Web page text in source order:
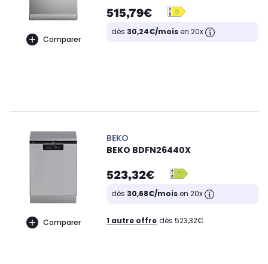
Comparer
515,79€
dès 30,24€/moisen 20x
Comparer
BEKO
BEKO BDFN26440X
523,32€
dès 30,68€/moisen 20x
1 autre offre dès 523,32€